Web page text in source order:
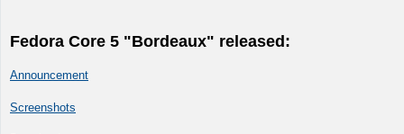
Fedora Core 5 "Bordeaux" released:
Announcement
Screenshots